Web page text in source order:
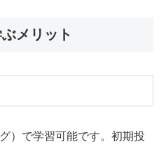
メリット
）で学習可能です。初期投